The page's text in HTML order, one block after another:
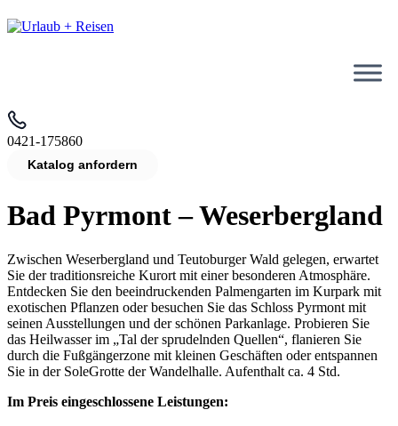
0421-175860
Katalog anfordern
Bad Pyrmont – Weserbergland
Zwischen Weserbergland und Teutoburger Wald gelegen, erwartet
Sie der traditionsreiche Kurort mit einer besonderen Atmosphäre.
Entdecken Sie den beeindruckenden Palmengarten im Kurpark mit
exotischen Pflanzen oder besuchen Sie das Schloss Pyrmont mit
seinen Ausstellungen und der schönen Parkanlage. Probieren Sie
das Heilwasser im „Tal der sprudelnden Quellen“, flanieren Sie
durch die Fußgängerzone mit kleinen Geschäften oder entspannen
Sie in der SoleGrotte der Wandelhalle. Aufenthalt ca. 4 Std.
Im Preis eingeschlossene Leistungen: